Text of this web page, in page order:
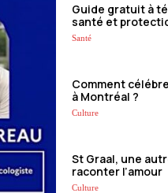
Guide gratuit à
santé et
Santé
Comment
à Montréal ?
Culture
St Graal, une
raconter l’amour
Culture